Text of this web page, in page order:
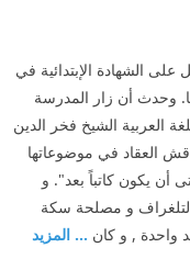
في 28 يونيو 1889, وحصل على الشهادة الإبتدائية في
وحدث أن زار المدرسة
العربية الشيخ فخر الدين
العقاد في موضوعاتها
أن يكون كاتباً بعد". و
و مصلحة سكة
واحدة , و كان ... المزيد